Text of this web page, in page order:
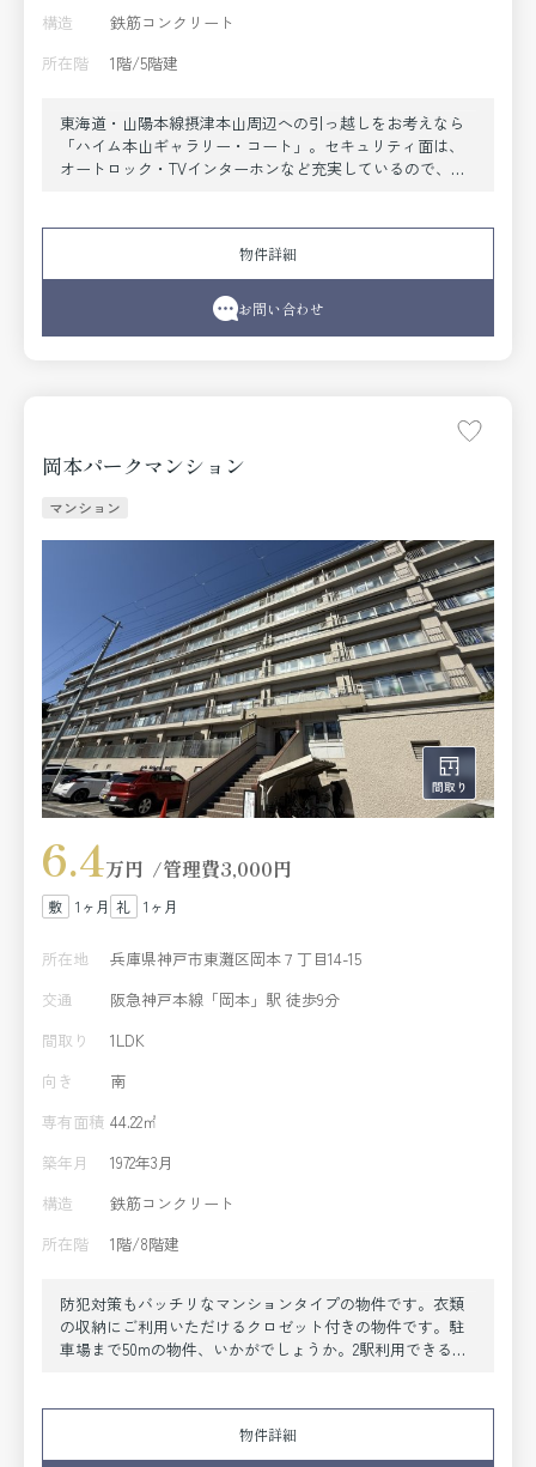
構造
鉄筋コンクリート
所在階
1階/5階建
東海道・山陽本線摂津本山周辺への引っ越しをお考えなら
「ハイム本山ギャラリー・コート」。セキュリティ面は、
オートロック・TVインターホンなど充実しているので、防
くの方にご好評をいただいている、清潔感のある賃貸物件
です。角部屋なので、隣室からの騒音も少ないです。お部
屋探しも楽しく。神戸市東灘区や東海道・山陽本線摂津本
山付近のことなら当社へご連絡下さい。経験豊富なスタッ
フがお待ちしております。
物件詳細
お問い合わせ
岡本パークマンション
マンション
6.4万円 管理費3,000円
1ヶ月 1ヶ月
所在地
兵庫県神戸市東灘区岡本７丁目14-15
交通
阪急神戸本線「岡本」駅 徒歩9分
間取り
1LDK
向き
南
専有面積 44.22㎡
築年月
1972年3月
構造
鉄筋コンクリート
所在階
1階/8階建
防犯対策もバッチリなマンションタイプの物件です。衣類
の収納にご利用いただけるクロゼット付きの物件です。駐
車場まで50mの物件、いかがでしょうか。2駅利用できるマ
付近のお部屋探しをしましょう。好みのお部屋がきっと見
物件詳細